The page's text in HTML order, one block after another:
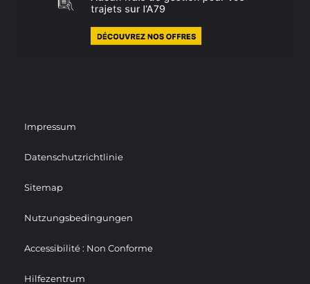
Impressum
Datenschutzrichtlinie
Sitemap
Nutzungsbedingungen
Accessibilité : Non Conforme
Hilfezentrum